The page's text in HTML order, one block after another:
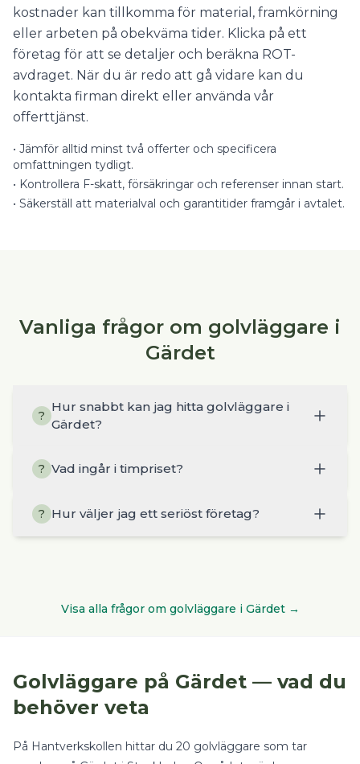
kostnader kan tillkomma för material, framkörning
eller arbeten på obekväma tider. Klicka på ett
företag för att se detaljer och beräkna ROT-
avdraget. När du är redo att gå vidare kan du
kontakta firman direkt eller använda vår
offerttjänst.
• Jämför alltid minst två offerter och specificera
omfattningen tydligt.
• Kontrollera F-skatt, försäkringar och referenser innan start.
• Säkerställ att materialval och garantitider framgår i avtalet.
Vanliga frågor om golvläggare i
Gärdet
?
Hur snabbt kan jag hitta golvläggare i
Gärdet?
? Vad ingår i timpriset?
? Hur väljer jag ett seriöst företag?
Visa alla frågor om golvläggare i Gärdet→
Golvläggare på Gärdet — vad du
behöver veta
På Hantverkskollen hittar du 20 golvläggare som tar